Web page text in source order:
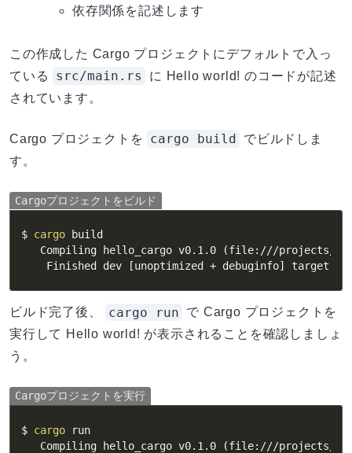
依存関係を記述します
この作成した Cargo プロジェクトにデフォルトで入っ
ている
src/main.rs
に Hello world! のコードが記述
されています。
Cargo プロジェクトを cargo build
でビルドしま
す。
Cargoプロジェクトをビルド
$ cargo build
   Compiling hello_cargo v0.1.0
(file:///projects/
    Finished dev
[unoptimized + debuginfo] target
ビルド完了後、 cargo run
で Cargo プロジェクトを
実行して Hello world! が表示されることを確認しましょ
う。
Cargoプロジェクトを実行
$ cargo run
   Compiling hello_cargo v0.1.0
(file:///projects/